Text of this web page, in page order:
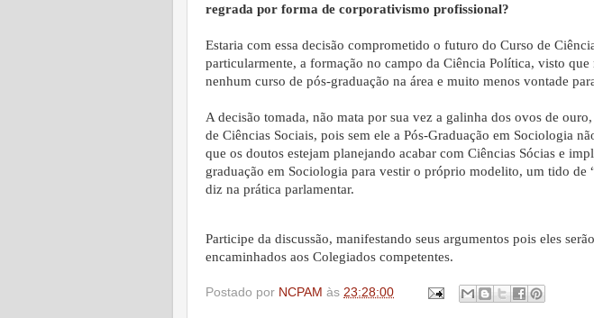
regrada por forma de corporativismo profissional?
Estaria com essa decisão comprometido o futuro do Curso de
particularmente, a formação no campo da Ciência Política, visto que
nenhum curso de pós-graduação na área e muito menos vontade
A decisão tomada, não mata por sua vez a galinha dos ovos de
de Ciências Sociais, pois sem ele a Pós-Graduação em Sociologia
que os doutos estejam planejando acabar com Ciências Sócias e
graduação em Sociologia para vestir o próprio modelito, um tido de
diz na prática parlamentar.
Participe da discussão, manifestando seus argumentos pois eles
encaminhados aos Colegiados competentes.
Postado por NCPAM às 23:28:00